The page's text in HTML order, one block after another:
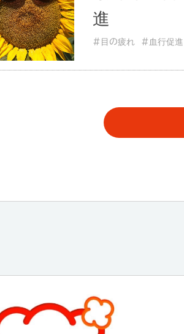
進
#目の疲れ #血行促進